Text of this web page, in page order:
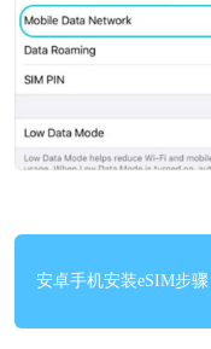
安卓手机安装eSIM步骤